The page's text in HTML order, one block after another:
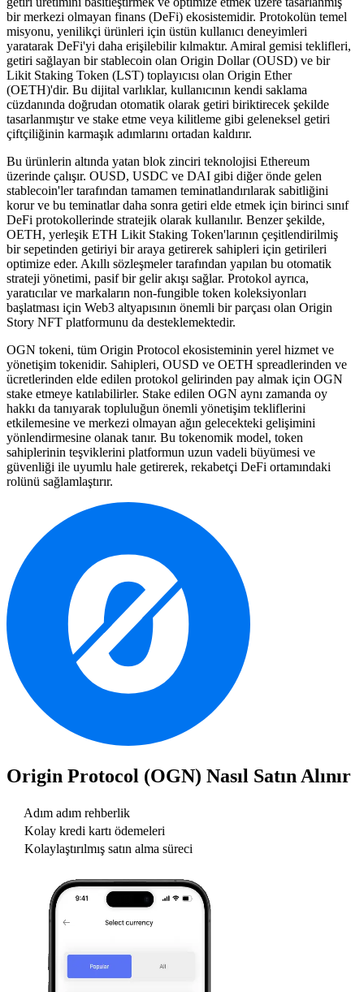
bir merkezi olmayan finans (DeFi) ekosistemidir. Protokolün temel
misyonu, yenilikçi ürünleri için üstün kullanıcı deneyimleri
yaratarak DeFi'yi daha erişilebilir kılmaktır. Amiral gemisi teklifleri,
getiri sağlayan bir stablecoin olan Origin Dollar (OUSD) ve bir
Likit Staking Token (LST) toplayıcısı olan Origin Ether
(OETH)'dir. Bu dijital varlıklar, kullanıcının kendi saklama
cüzdanında doğrudan otomatik olarak getiri biriktirecek şekilde
tasarlanmıştır ve stake etme veya kilitleme gibi geleneksel getiri
çiftçiliğinin karmaşık adımlarını ortadan kaldırır.
Bu ürünlerin altında yatan blok zinciri teknolojisi Ethereum
üzerinde çalışır. OUSD, USDC ve DAI gibi diğer önde gelen
stablecoin'ler tarafından tamamen teminatlandırılarak sabitliğini
korur ve bu teminatlar daha sonra getiri elde etmek için birinci sınıf
DeFi protokollerinde stratejik olarak kullanılır. Benzer şekilde,
OETH, yerleşik ETH Likit Staking Token'larının çeşitlendirilmiş
bir sepetinden getiriyi bir araya getirerek sahipleri için getirileri
optimize eder. Akıllı sözleşmeler tarafından yapılan bu otomatik
strateji yönetimi, pasif bir gelir akışı sağlar. Protokol ayrıca,
yaratıcılar ve markaların non-fungible token koleksiyonları
başlatması için Web3 altyapısının önemli bir parçası olan Origin
Story NFT platformunu da desteklemektedir.
OGN tokeni, tüm Origin Protocol ekosisteminin yerel hizmet ve
yönetişim tokenidir. Sahipleri, OUSD ve OETH spreadlerinden ve
ücretlerinden elde edilen protokol gelirinden pay almak için OGN
stake etmeye katılabilirler. Stake edilen OGN aynı zamanda oy
hakkı da tanıyarak topluluğun önemli yönetişim tekliflerini
etkilemesine ve merkezi olmayan ağın gelecekteki gelişimini
yönlendirmesine olanak tanır. Bu tokenomik model, token
sahiplerinin teşviklerini platformun uzun vadeli büyümesi ve
güvenliği ile uyumlu hale getirerek, rekabetçi DeFi ortamındaki
rolünü sağlamlaştırır.
Origin Protocol (OGN) Nasıl Satın Alınır
Adım adım rehberlik
Kolay kredi kartı ödemeleri
Kolaylaştırılmış satın alma süreci